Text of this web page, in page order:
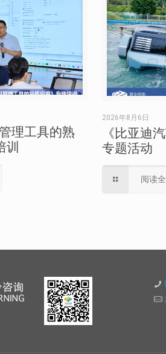
理工具的熟
训
2026年8月6日
《比亚迪
专题活动
阅读